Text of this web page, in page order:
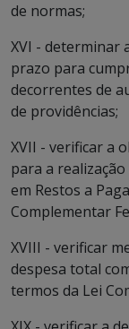
de normas;
XVI - determinar
prazo para
decorrentes de
de providências;
XVII - verificar a
para a
em Restos a
Complementar
XVIII - verificar
despesa total
termos da Lei